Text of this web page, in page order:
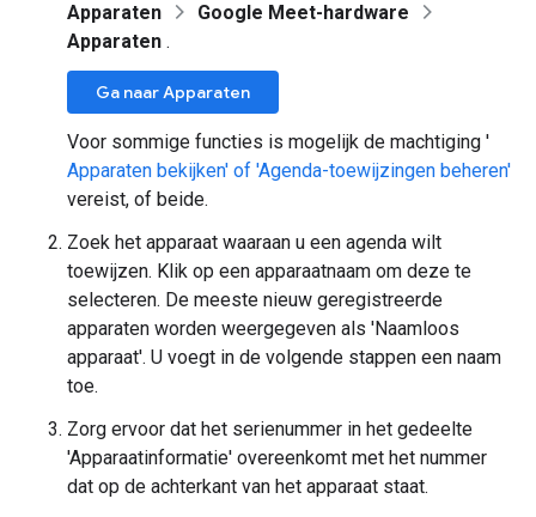
Apparaten
Google Meet-hardware
Apparaten .
Ga naar Apparaten
Voor sommige functies is mogelijk de machtiging '
Apparaten bekijken' of 'Agenda-toewijzingen beheren'
vereist, of beide.
Zoek het apparaat waaraan u een agenda wilt
toewijzen. Klik op een apparaatnaam om deze te
selecteren. De meeste nieuw geregistreerde
apparaten worden weergegeven als 'Naamloos
apparaat'. U voegt in de volgende stappen een naam
toe.
Zorg ervoor dat het serienummer in het gedeelte
'Apparaatinformatie' overeenkomt met het nummer
dat op de achterkant van het apparaat staat.